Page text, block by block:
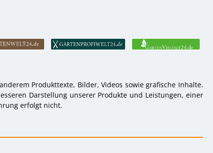
Produkttexte, Bilder, Videos sowie grafische Inhalte.
Darstellung unserer Produkte und Leistungen, einer
erfolgt nicht.